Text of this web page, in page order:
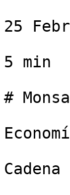
25
5 min
#